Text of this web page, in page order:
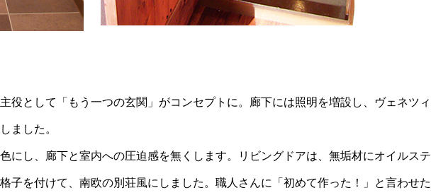
役として「もう一つの玄関」がコンセプトに。廊下には照明を増設し、ヴェネツィ
ました。
にし、廊下と室内への圧迫感を無くします。リビングドアは、無垢材にオイルステ
子を付けて、南欧の別荘風にしました。職人さんに「初めて作った！」と言わせた